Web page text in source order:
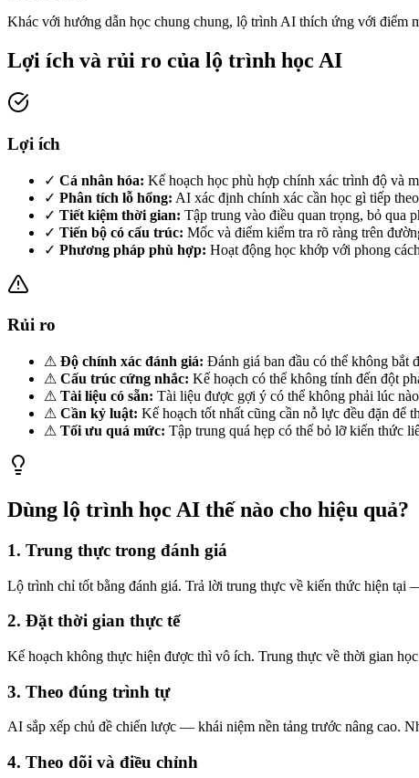
Khác với hướng dẫn học chung chung, lộ trình AI thích ứng với điểm
Lợi ích và rủi ro của lộ trình học AI
Lợi ích
✓ Cá nhân hóa: Kế hoạch học phù hợp chính xác trình độ và
✓ Phân tích lỗ hổng: AI xác định chính xác cần học gì tiếp theo
✓ Tiết kiệm thời gian: Tập trung vào điều quan trọng, bỏ qua
✓ Tiến bộ có cấu trúc: Mốc và điểm kiểm tra rõ ràng trên
✓ Phương pháp phù hợp: Hoạt động học khớp với phong
Rủi ro
⚠ Độ chính xác đánh giá: Đánh giá ban đầu có thể không bắt
⚠ Cấu trúc cứng nhắc: Kế hoạch có thể không tính đến đột
⚠ Tài liệu có sẵn: Tài liệu được gợi ý có thể không phải lúc
⚠ Cần kỷ luật: Kế hoạch tốt nhất cũng cần nỗ lực đều đặn để
⚠ Tối ưu quá mức: Tập trung quá hẹp có thể bỏ lỡ kiến thức
Dùng lộ trình học AI thế nào cho hiệu quả?
1. Trung thực trong đánh giá
Lộ trình chỉ tốt bằng đánh giá. Trả lời trung thực về kiến thức hiện tại
2. Đặt thời gian thực tế
Kế hoạch không thực hiện được thì vô ích. Trung thực về thời gian
3. Theo đúng trình tự
AI sắp xếp chủ đề chiến lược — khái niệm nền tảng trước nâng cao.
4. Theo dõi và điều chỉnh